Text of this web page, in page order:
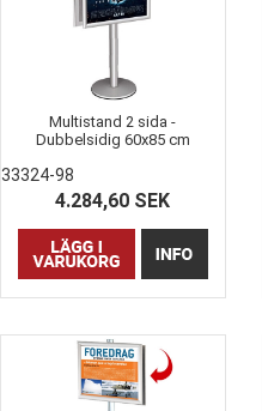
Multistand 2 sida -
Dubbelsidig 60x85 cm
33324-98
4.284,60 SEK